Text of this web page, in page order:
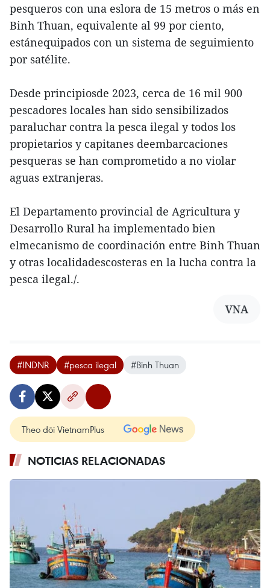
pesqueros con una eslora de 15 metros o más en
Binh Thuan, equivalente al 99 por ciento,
estánequipados con un sistema de seguimiento
por satélite.
Desde principiosde 2023, cerca de 16 mil 900
pescadores locales han sido sensibilizados
paraluchar contra la pesca ilegal y todos los
propietarios y capitanes deembarcaciones
pesqueras se han comprometido a no violar
aguas extranjeras.
El Departamento provincial de Agricultura y
Desarrollo Rural ha implementado bien
elmecanismo de coordinación entre Binh Thuan
y otras localidadescosteras en la lucha contra la
pesca ilegal./.
VNA
#INDNR #pesca ilegal #Binh Thuan
Theo dõi VietnamPlus
NOTICIAS RELACIONADAS